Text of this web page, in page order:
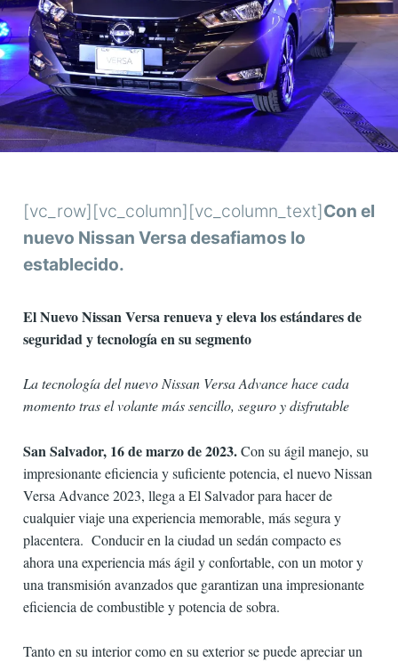
[vc_row][vc_column][vc_column_text]Con el
nuevo Nissan Versa desafiamos lo
establecido.
El Nuevo Nissan Versa renueva y eleva los estándares de
seguridad y tecnología en su segmento
La tecnología del nuevo Nissan Versa Advance hace cada
momento tras el volante más sencillo, seguro y disfrutable
San Salvador, 16 de marzo de 2023.Con su ágil manejo, su
impresionante eficiencia y suficiente potencia, el nuevo Nissan
Versa Advance 2023, llega a El Salvador para hacer de
cualquier viaje una experiencia memorable, más segura y
placentera. Conducir en la ciudad un sedán compacto es
ahora una experiencia más ágil y confortable, con un motor y
una transmisión avanzados que garantizan una impresionante
eficiencia de combustible y potencia de sobra.
Tanto en su interior como en su exterior se puede apreciar un